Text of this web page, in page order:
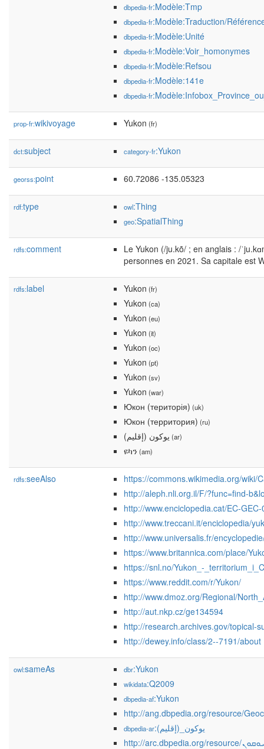
dbpedia-fr:Modèle:Tmp
dbpedia-fr:Modèle:Traduction/
dbpedia-fr:Modèle:Unité
dbpedia-fr:Modèle:Voir_homonymes
dbpedia-fr:Modèle:Refsou
dbpedia-fr:Modèle:141e
dbpedia-fr
prop-fr:wikivoyage Yukon (fr)
dct:subject category-fr:Yukon
georss:point 60.72086 -135.05323
rdf:type owl:Thing
geo:SpatialThing
rdfs:comment
Le Yukon (/ju.kõ/ ; en anglais : /
personnes en 2021. Sa capitale est
rdfs:label Yukon (fr)
Yukon (ca)
Yukon (eu)
Yukon (it)
Yukon (oc)
Yukon (pt)
Yukon (sv)
Yukon (war)
Юкон (територія) (uk)
Юкон (территория) (ru)
يوكون (إقليم) (ar)
ዩካን(am)
rdfs:seeAlso
https://commons.wikimedia.org/wiki/
http://aleph.nli.org.il/F/?func=find-
http://www.enciclopedia.cat/EC-
http://www.treccani.it/enciclopedia/
http://www.universalis.fr/
https://www.britannica.com/place/
https://snl.no/Yukon_-
https://www.reddit.com/r/Yukon/
http://www.dmoz.org/Regional/
http://aut.nkp.cz/ge134594
http://research.archives.gov/topical-
http://dewey.info/class/2--7191/about
owl:sameAs dbr:Yukon
wikidata:Q2009
dbpedia-af:Yukon
http://ang.dbpedia.org/resource/
dbpedia-ar :يوكون_(إقليم)
http://arc.dbpedia.org/resource/ܝܘܩܘܢ